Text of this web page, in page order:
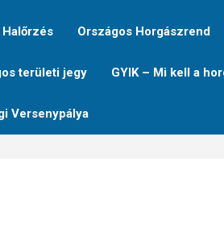
Halőrzés Országos Horgászrend
területi jegy GYIK – Mi kell a
Versenypálya